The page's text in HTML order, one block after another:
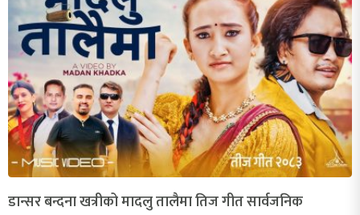
डान्सर बन्दना खत्रीको मादलु तालैमा तिज गीत सार्वजनिक